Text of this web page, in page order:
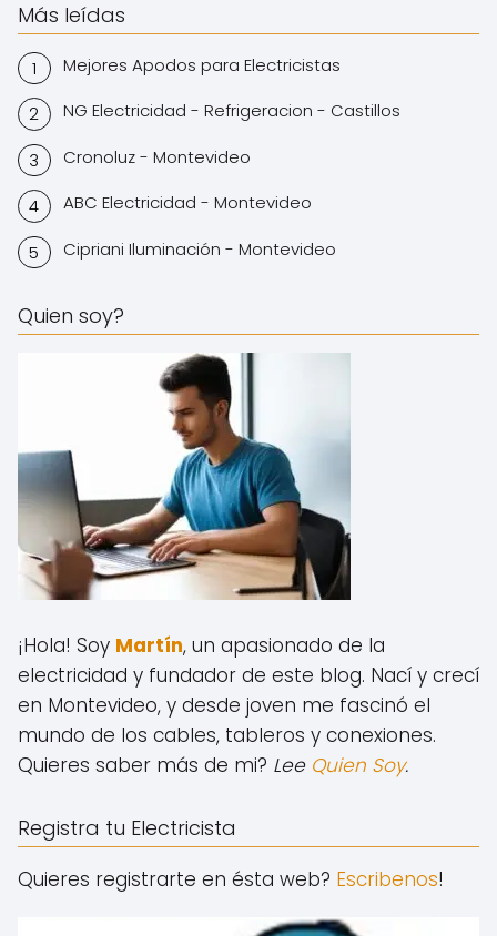
Más leídas
Mejores Apodos para Electricistas
NG Electricidad - Refrigeracion - Castillos
Cronoluz - Montevideo
ABC Electricidad - Montevideo
Cipriani Iluminación - Montevideo
Quien soy?
¡Hola! Soy Martín, un apasionado de la
electricidad y fundador de este blog. Nací y crecí
en Montevideo, y desde joven me fascinó el
mundo de los cables, tableros y conexiones.
Quieres saber más de mi? Lee Quien Soy.
Registra tu Electricista
Quieres registrarte en ésta web? Escribenos!